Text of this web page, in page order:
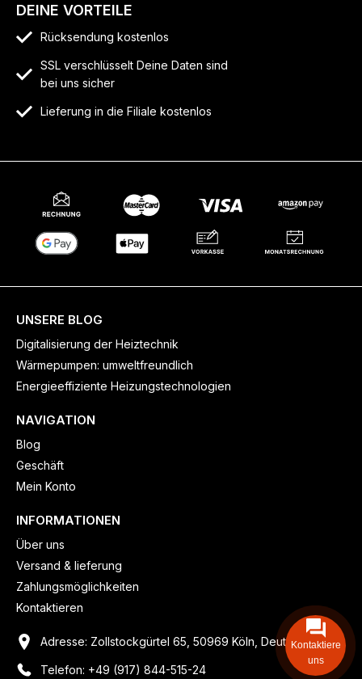
DEINE VORTEILE
Rücksendung kostenlos
SSL verschlüsselt Deine Daten sind
bei uns sicher
Lieferung in die Filiale kostenlos
UNSERE BLOG
Digitalisierung der Heiztechnik
Wärmepumpen: umweltfreundlich
Energieeffiziente Heizungstechnologien
NAVIGATION
Blog
Geschäft
Mein Konto
INFORMATIONEN
Über uns
Versand & lieferung
Zahlungsmöglichkeiten
Kontaktieren
Adresse: Zollstockgürtel 65, 50969 Köln, Deutschland
Telefon: +49 (917) 844-515-24
Kontaktiere
uns